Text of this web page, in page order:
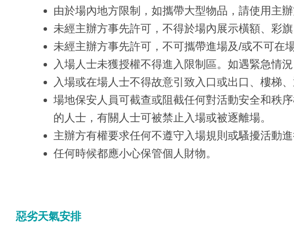
由於場內地方限制，如攜帶大型物品，請使用主
未經主辦方事先許可，不得於場內展示橫額、彩
未經主辦方事先許可，不可攜帶進場及/或不可在
入場人士未獲授權不得進入限制區。如遇緊急情
入場或在場人士不得故意引致入口或出口、樓梯
場地保安人員可截查或阻截任何對活動安全和秩
的人士，有關人士可被禁止入場或被逐離場。
主辦方有權要求任何不遵守入場規則或騷擾活動進
任何時候都應小心保管個人財物。
惡劣天氣安排